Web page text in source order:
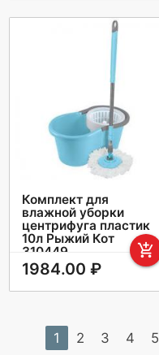
Комплект для
влажной уборки
центрифуга пластик
10л Рыжий Кот
310449
add_shopping_cart
1984.00 ₽
1 2 3 4 5